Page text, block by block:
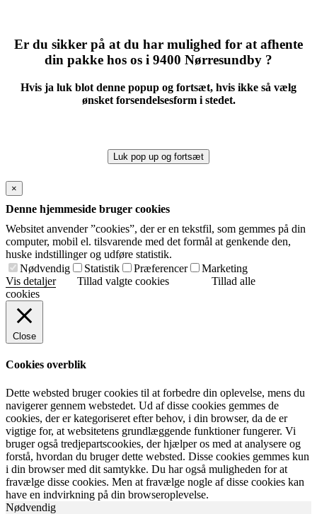
Er du sikker på at du har mulighed for at afhente
din pakke hos os i 9400 Nørresundby ?
Hvis ja luk blot denne popup og fortsæt, hvis ikke så vælg
ønsket forsendelsesform i stedet.
Luk pop up og fortsæt
×
Denne hjemmeside bruger cookies
Websitet anvender ”cookies”, der er en tekstfil, som gemmes på din
computer, mobil el. tilsvarende med det formål at genkende den,
huske indstillinger og udføre statistik.
Nødvendig
Statistik Præferencer
Marketing
Vis detaljer
Tillad valgte cookies
Tillad alle
cookies
Close
Cookies overblik
Dette websted bruger cookies til at forbedre din oplevelse, mens du
navigerer gennem webstedet. Ud af disse cookies gemmes de
cookies, der er kategoriseret efter behov, i din browser, da de er
vigtige for, at websitetens grundlæggende funktioner fungerer. Vi
bruger også tredjepartscookies, der hjælper os med at analysere og
forstå, hvordan du bruger dette websted. Disse cookies gemmes kun
i din browser med dit samtykke. Du har også muligheden for at
fravælge disse cookies. Men at fravælge nogle af disse cookies kan
have en indvirkning på din browseroplevelse.
Nødvendig